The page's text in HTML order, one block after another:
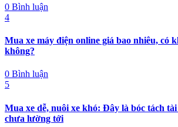
0 Bình luận
4
Mua xe máy điện online giá bao nhiêu, có
không?
0 Bình luận
5
Mua xe dễ, nuôi xe khó: Đây là bóc tách
chưa lường tới